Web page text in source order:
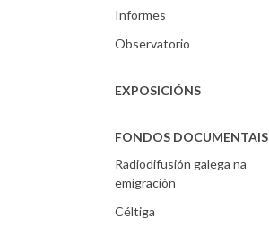
Informes
Observatorio
EXPOSICIÓNS
FONDOS DOCUMENTAIS
Radiodifusión galega na
emigración
Céltiga